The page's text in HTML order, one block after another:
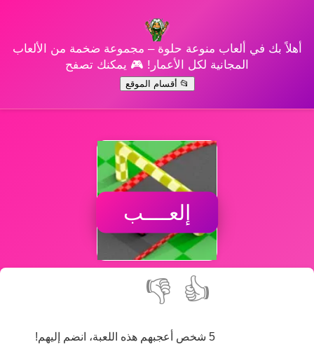
أهلاً بك في ألعاب منوعة حلوة – مجموعة ضخمة من الألعاب
المجانية لكل الأعمار! 🎮 يمكنك تصفح
📂 أقسام الموقع
إلعــــب
👍
👎
5 شخص أعجبهم هذه اللعبة، انضم إليهم!